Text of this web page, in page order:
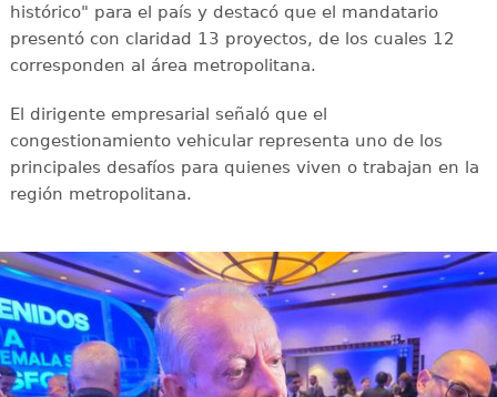
histórico" para el país y destacó que el mandatario
presentó con claridad 13 proyectos, de los cuales 12
corresponden al área metropolitana.
El dirigente empresarial señaló que el
congestionamiento vehicular representa uno de los
principales desafíos para quienes viven o trabajan en la
región metropolitana.